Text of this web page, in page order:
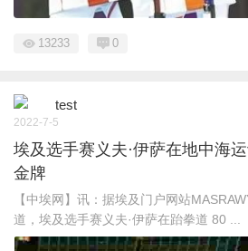
13233 0
test
2022-7-5
埃及选手赛义夫·伊萨在地中海
金牌
【中埃网】讯：据埃及门户网站
道，埃及选手赛义夫·伊萨在跆拳道 80 ...